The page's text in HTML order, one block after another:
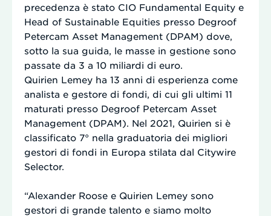
precedenza è stato CIO Fundamental Equity e
Head of Sustainable Equities presso Degroof
Petercam Asset Management (DPAM) dove,
sotto la sua guida, le masse in gestione sono
passate da 3 a 10 miliardi di euro.
Quirien Lemey ha 13 anni di esperienza come
analista e gestore di fondi, di cui gli ultimi 11
maturati presso Degroof Petercam Asset
Management (DPAM). Nel 2021, Quirien si è
classificato 7° nella graduatoria dei migliori
gestori di fondi in Europa stilata dal Citywire
Selector.
“Alexander Roose e Quirien Lemey sono
gestori di grande talento e siamo molto